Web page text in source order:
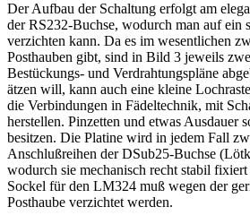
Der Aufbau der Schaltung erfolgt am
der RS232-Buchse, wodurch man auf ein
verzichten kann. Da es im wesentlichen
Posthauben gibt, sind in Bild 3 jeweils
Bestückungs- und Verdrahtungspläne
ätzen will, kann auch eine kleine
die Verbindungen in Fädeltechnik, mit
herstellen. Pinzetten und etwas Ausdauer
besitzen. Die Platine wird in jedem Fall
Anschlußreihen der DSub25-Buchse
wodurch sie mechanisch recht stabil
Sockel für den LM324 muß wegen der
Posthaube verzichtet werden.